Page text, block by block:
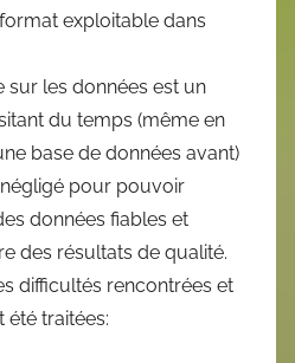
exploitable dans
sur les données est un
du temps (même en
base de données avant)
pour pouvoir
données fiables et
des résultats de qualité.
difficultés rencontrées et
été traitées: